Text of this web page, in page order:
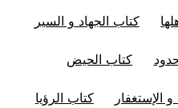
كتاب الجهاد و السير
كتاب الحيض
الإستغفار كتاب الرؤيا